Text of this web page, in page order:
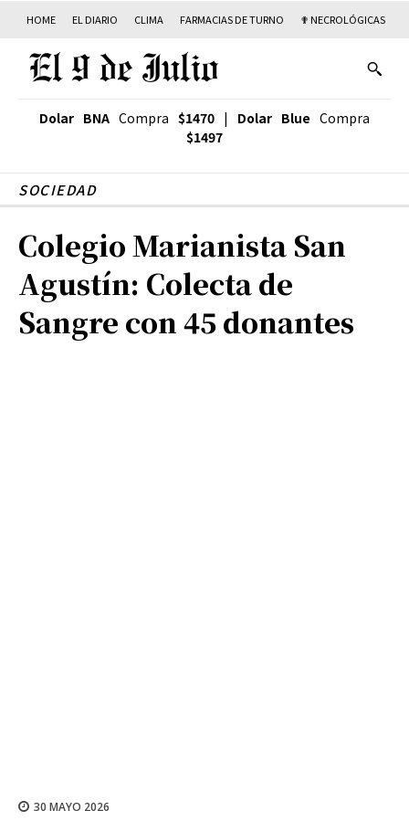
HOME EL DIARIO CLIMA FARMACIAS DE TURNO ✟ NECROLÓGICAS
Dolar BNA Compra $1470 | Dolar Blue Compra
$1497
SOCIEDAD
Colegio Marianista San
Agustín: Colecta de
Sangre con 45 donantes
30 MAYO 2026